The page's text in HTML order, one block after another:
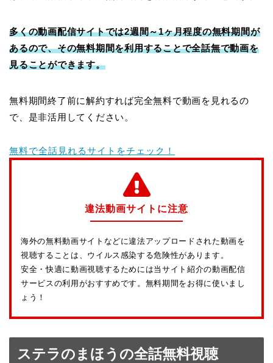
多くの動画配信サイトでは2週間～1ヶ月程度の無料期間が
あるので、その無料期間を利用することで全話無で動画を
見ることができます。
無料期間終了前に解約すれば完全無料で動画を見れるの
で、是非活用してください。
無料で全話見れるサイトをチェック！
違法動画サイトに注意
海外の無料動画サイトなどに違法アップロードされた動画を
視聴することは、ウイルス感染する危険性があります。
安全・快適に動画視聴するためには当サイト紹介の動画配信
サービスの利用がおすすめです。無料期間をお得に使いまし
ょう！
ステラのまほうの全話無料視聴